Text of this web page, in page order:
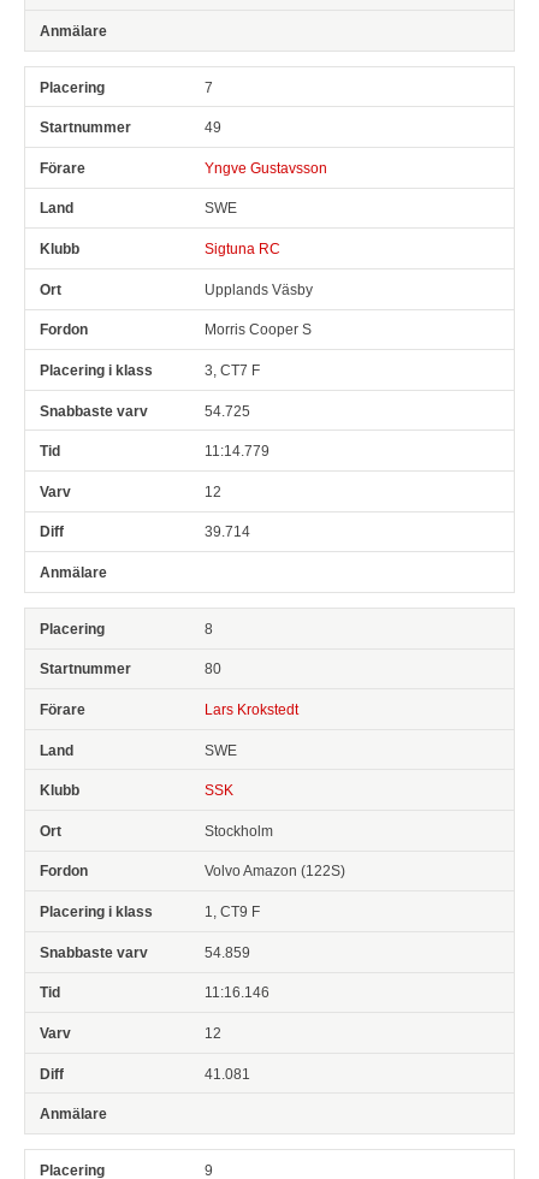
7
49
Yngve Gustavsson
SWE
Sigtuna RC
Upplands Väsby
Morris Cooper S
3, CT7 F
54.725
11:14.779
12
39.714
8
80
Lars Krokstedt
SWE
SSK
Stockholm
Volvo Amazon (122S)
1, CT9 F
54.859
11:16.146
12
41.081
9